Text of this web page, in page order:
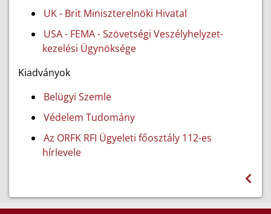
UK - Brit Miniszterelnöki Hivatal
USA - FEMA - Szövetségi Veszélyhelyzet-
kezelési Ügynöksége
Kiadványok
Belügyi Szemle
Védelem Tudomány
Az ORFK RFI Ügyeleti főosztály 112-es
hírlevele